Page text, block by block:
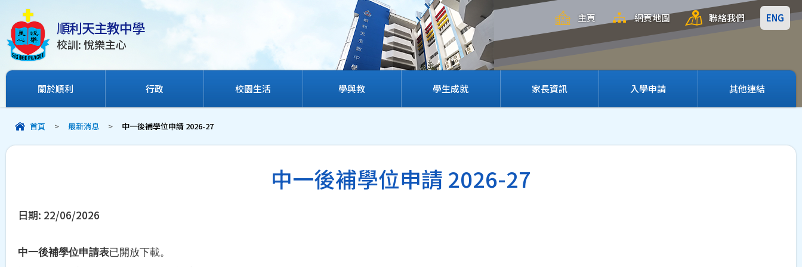
順利天主教中學
校訓: 悅樂主心
主頁 網頁地圖 聯絡我們 ENG
關於順利 行政 校園生活 學與教 學生成就 家長資訊 入學申請 其他連結
首頁 > 最新消息 > 中一後補學位申請 2026-27
中一後補學位申請 2026-27
日期: 22/06/2026
中一後補學位申請表已開放下載。